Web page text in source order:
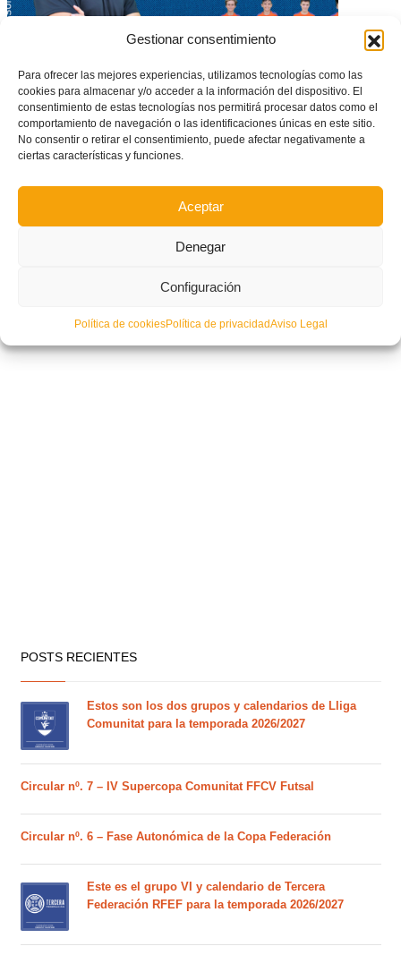
Gestionar consentimiento
Para ofrecer las mejores experiencias, utilizamos tecnologías como las
cookies para almacenar y/o acceder a la información del dispositivo. El
consentimiento de estas tecnologías nos permitirá procesar datos como el
comportamiento de navegación o las identificaciones únicas en este sitio.
No consentir o retirar el consentimiento, puede afectar negativamente a
ciertas características y funciones.
Aceptar
Denegar
Configuración
Política de cookiesPolítica de privacidadAviso Legal
CONVOCATORIA OFICIAL: Estos son los 14 jugadores convocados para
el Campeonato de España masculino sub12 de Madrid
POSTS RECIENTES
Estos son los dos grupos y calendarios de Lliga
Comunitat para la temporada 2026/2027
Circular nº. 7 – IV Supercopa Comunitat FFCV Futsal
Circular nº. 6 – Fase Autonómica de la Copa Federación
Este es el grupo VI y calendario de Tercera
Federación RFEF para la temporada 2026/2027